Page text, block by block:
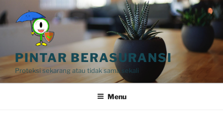
to
content
PINTAR BERASURANSI
Proteksi sekarang atau tidak sama sekali
Menu